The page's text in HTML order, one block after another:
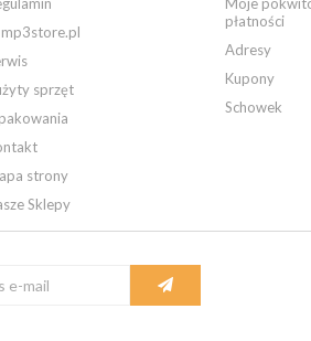
sprzęt
strony
Sklepy
Moje
płatności
Adresy
Kupony
Schowek